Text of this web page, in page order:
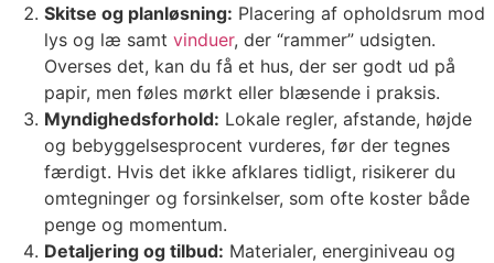
Skitse og planløsning: Placering af opholdsrum mod
lys og læ samt vinduer, der “rammer” udsigten.
Overses det, kan du få et hus, der ser godt ud på
papir, men føles mørkt eller blæsende i praksis.
Myndighedsforhold: Lokale regler, afstande, højde
og bebyggelsesprocent vurderes, før der tegnes
færdigt. Hvis det ikke afklares tidligt, risikerer du
omtegninger og forsinkelser, som ofte koster både
penge og momentum.
Detaljering og tilbud: Materialer, energiniveau og